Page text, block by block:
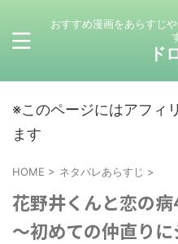
おすすめ漫画をあらすじ
ド
※このページにはアフィ
ます
HOME > ネタバレあらすじ >
花野井くんと恋の
～初めての仲直り